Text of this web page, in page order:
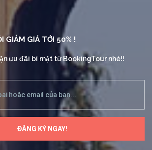
GIẢM GIÁ TỚI 50% !
ưu đãi bí mật từ BookingTour nhé!!